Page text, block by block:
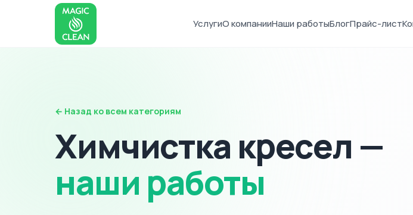
УслугиО компанииНаши работыБлогПрайс-лист
← Назад ко всем категориям
Химчистка кресел —
наши работы